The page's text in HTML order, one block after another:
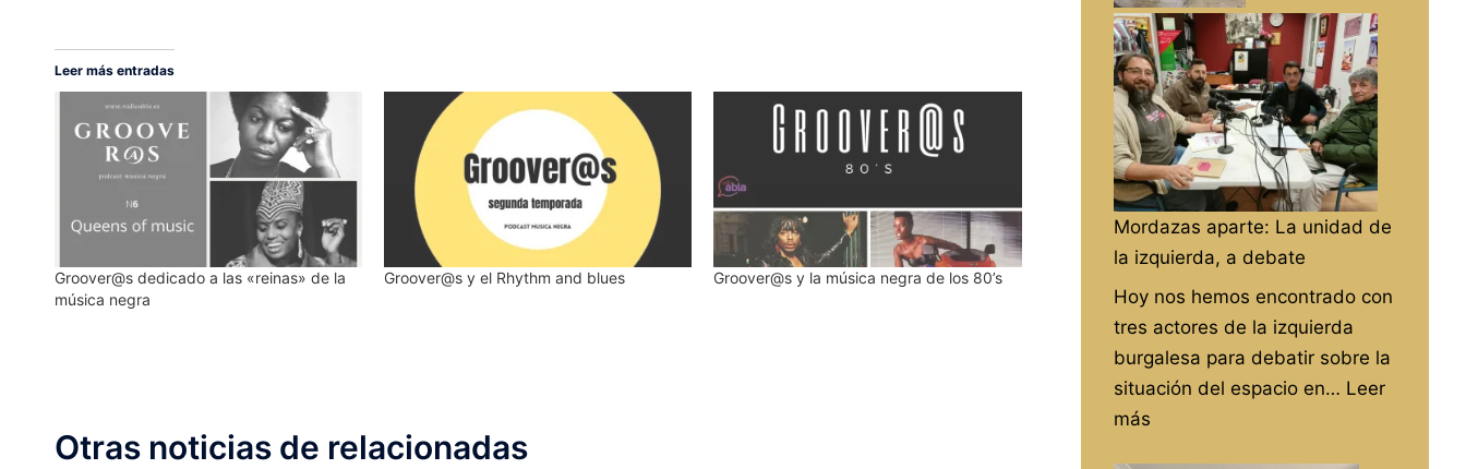
Leer más entradas
Groover@s dedicado a las «reinas» de la
música negra
Groover@s y el Rhythm and blues Groover@s y la música negra de los 80’s
Otras noticias de relacionadas
Mordazas aparte: La unidad de
la izquierda, a debate
Hoy nos hemos encontrado con
tres actores de la izquierda
burgalesa para debatir sobre la
situación del espacio en… Leer
más: